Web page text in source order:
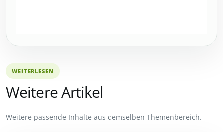
WEITERLESEN
Weitere Artikel
Weitere passende Inhalte aus demselben Themenbereich.